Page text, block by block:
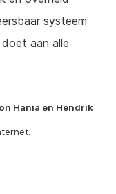
systeem
aan alle
Hania en Hendrik